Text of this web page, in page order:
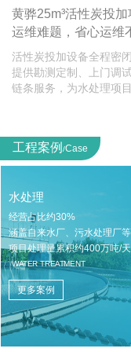
黄骅25m³活性炭投
运维难题，省心运维
活性炭投加设备全程密
提供勘测定制、上门调
链条服务，为水处理项
工程案例 /Case
水处理
经营占比约30%
涵盖自来水厂、污水处理厂
项目处理量累积约400万吨/天
WATER TREATMENT
更多案例